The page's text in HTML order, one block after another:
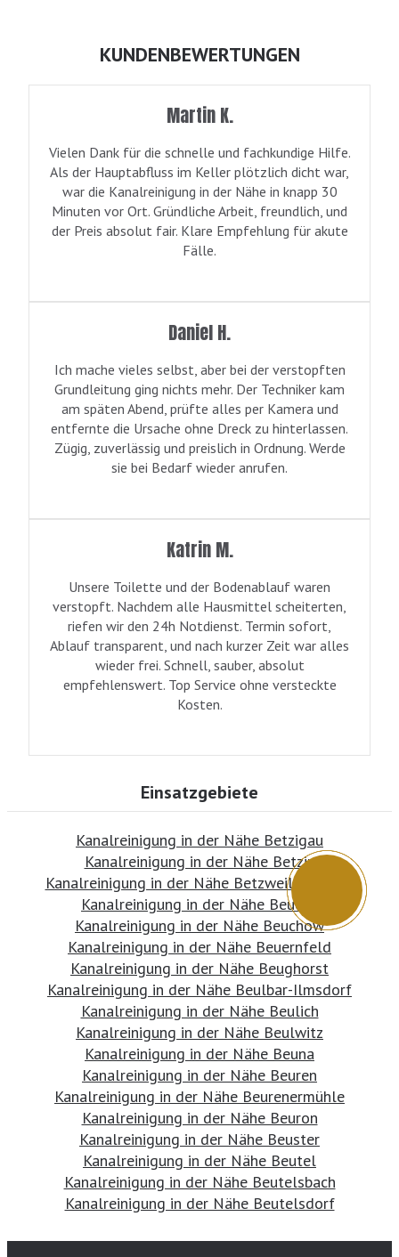
KUNDENBEWERTUNGEN
Martin K.
Vielen Dank für die schnelle und fachkundige Hilfe.
Als der Hauptabfluss im Keller plötzlich dicht war,
war die Kanalreinigung in der Nähe in knapp 30
Minuten vor Ort. Gründliche Arbeit, freundlich, und
der Preis absolut fair. Klare Empfehlung für akute
Fälle.
Daniel H.
Ich mache vieles selbst, aber bei der verstopften
Grundleitung ging nichts mehr. Der Techniker kam
am späten Abend, prüfte alles per Kamera und
entfernte die Ursache ohne Dreck zu hinterlassen.
Zügig, zuverlässig und preislich in Ordnung. Werde
sie bei Bedarf wieder anrufen.
Katrin M.
Unsere Toilette und der Bodenablauf waren
verstopft. Nachdem alle Hausmittel scheiterten,
riefen wir den 24h Notdienst. Termin sofort,
Ablauf transparent, und nach kurzer Zeit war alles
wieder frei. Schnell, sauber, absolut
empfehlenswert. Top Service ohne versteckte
Kosten.
Einsatzgebiete
Kanalreinigung in der Nähe Betzigau
Kanalreinigung in der Nähe Betzin
Kanalreinigung in der Nähe Betzweiler-Wälde
Kanalreinigung in der Nähe Beucha
Kanalreinigung in der Nähe Beuchow
Kanalreinigung in der Nähe Beuernfeld
Kanalreinigung in der Nähe Beughorst
Kanalreinigung in der Nähe Beulbar-Ilmsdorf
Kanalreinigung in der Nähe Beulich
Kanalreinigung in der Nähe Beulwitz
Kanalreinigung in der Nähe Beuna
Kanalreinigung in der Nähe Beuren
Kanalreinigung in der Nähe Beurenermühle
Kanalreinigung in der Nähe Beuron
Kanalreinigung in der Nähe Beuster
Kanalreinigung in der Nähe Beutel
Kanalreinigung in der Nähe Beutelsbach
Kanalreinigung in der Nähe Beutelsdorf